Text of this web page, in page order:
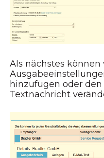
Als nächstes können
hinzufügen oder
Textnachricht